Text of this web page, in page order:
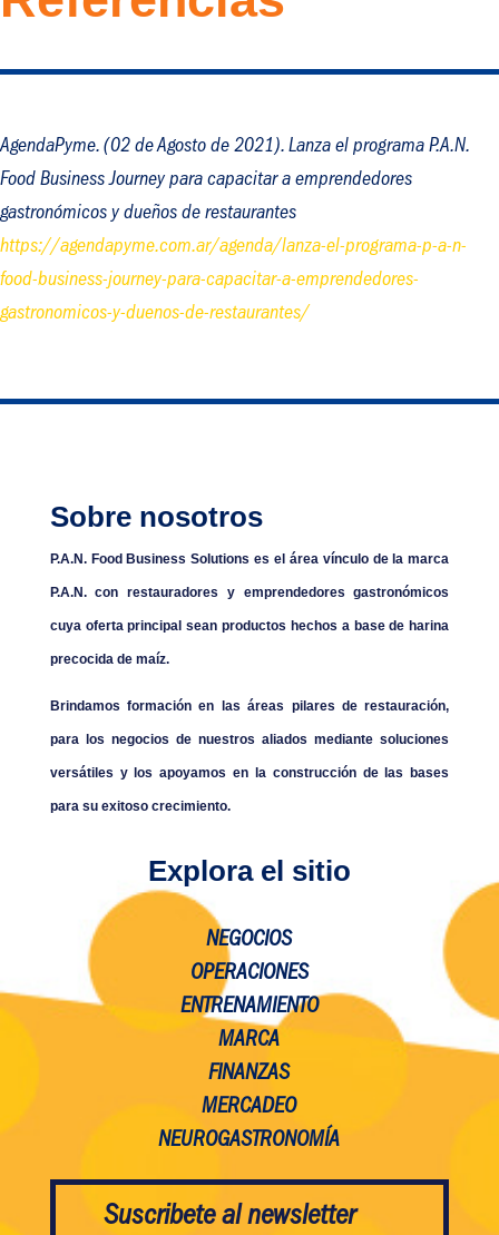
AgendaPyme. (02 de Agosto de 2021). Lanza el programa P.A.N.
Food Business Journey para capacitar a emprendedores
gastronómicos y dueños de restaurantes
https://agendapyme.com.ar/agenda/lanza-el-programa-p-a-n-
food-business-journey-para-capacitar-a-emprendedores-
gastronomicos-y-duenos-de-restaurantes/
Sobre nosotros
P.A.N. Food Business Solutions es el área vínculo de la marca
P.A.N. con restauradores y emprendedores gastronómicos
cuya oferta principal sean productos hechos a base de harina
precocida de maíz.
Brindamos formación en las áreas pilares de restauración,
para los negocios de nuestros aliados mediante soluciones
versátiles y los apoyamos en la construcción de las bases
para su exitoso crecimiento.
Explora el sitio
NEGOCIOS
OPERACIONES
ENTRENAMIENTO
MARCA
FINANZAS
MERCADEO
NEUROGASTRONOMÍA
Suscribete al newsletter